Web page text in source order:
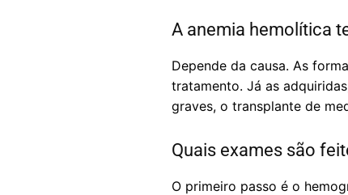
A anemia hemolítica
Depende da causa. As
tratamento. Já as
graves, o transplante de
Quais exames são
O primeiro passo é o